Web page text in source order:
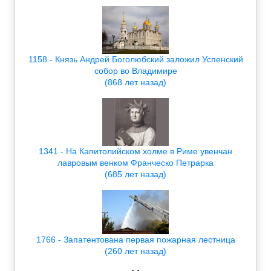
1158 - Князь Андрей Боголюбский заложил Успенский
собор во Владимире
(868 лет назад)
1341 - На Капитолийском холме в Риме увенчан
лавровым венком Франческо Петрарка
(685 лет назад)
1766 - Запатентована первая пожарная лестница
(260 лет назад)